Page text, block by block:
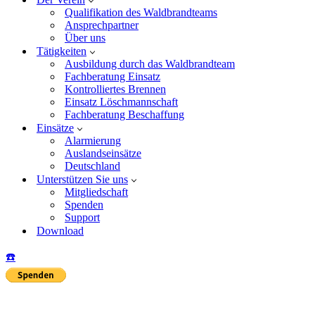
Qualifikation des Waldbrandteams
Ansprechpartner
Über uns
Tätigkeiten
Ausbildung durch das Waldbrandteam
Fachberatung Einsatz
Kontrolliertes Brennen
Einsatz Löschmannschaft
Fachberatung Beschaffung
Einsätze
Alarmierung
Auslandseinsätze
Deutschland
Unterstützen Sie uns
Mitgliedschaft
Spenden
Support
Download
☎️